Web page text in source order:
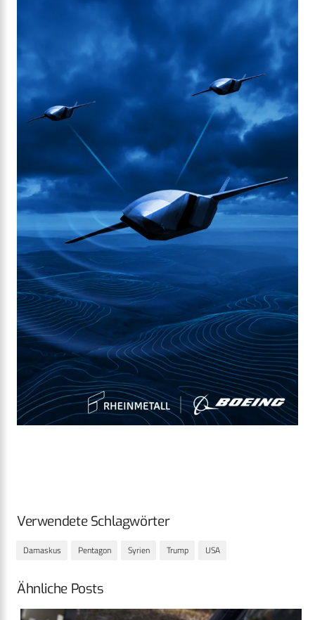
Verwendete Schlagwörter
Damaskus Pentagon Syrien Trump USA
Ähnliche Posts